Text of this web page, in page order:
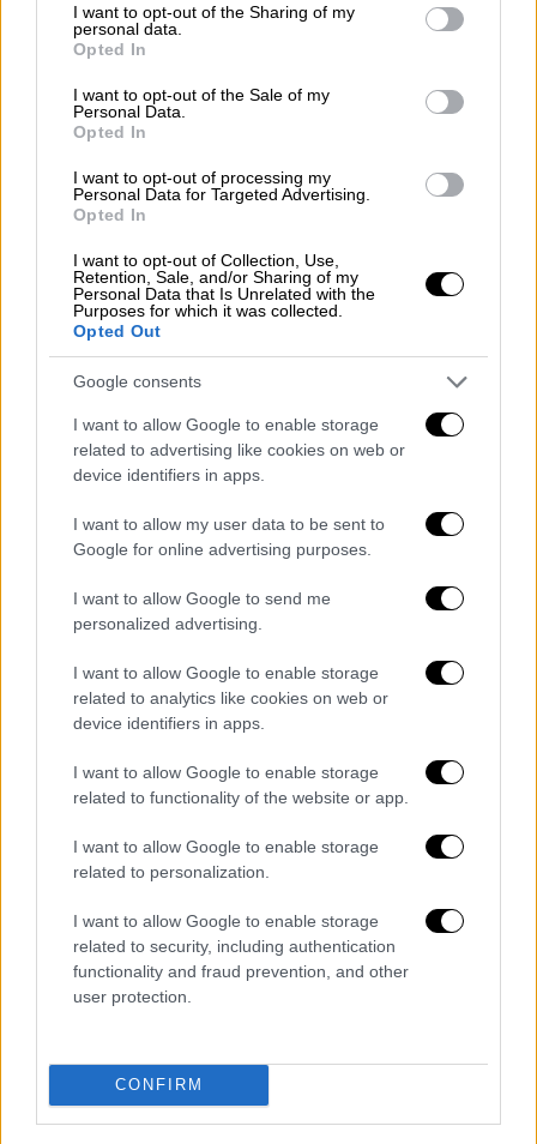
not limited to your visit or usage behaviour. You may click to
grant or deny consent to Google and its third-party tags to
use your data for below specified purposes in below Google
consent section.
I want to opt-out of the Sharing of my
personal data.
Opted In
I want to opt-out of the Sale of my
Personal Data.
Opted In
I want to opt-out of processing my
Personal Data for Targeted Advertising.
Opted In
I want to opt-out of Collection, Use,
Retention, Sale, and/or Sharing of my
Personal Data that Is Unrelated with the
Purposes for which it was collected.
Opted Out
Google consents
I want to allow Google to enable storage
related to advertising like cookies on web or
device identifiers in apps.
I want to allow my user data to be sent to
Google for online advertising purposes.
I want to allow Google to send me
personalized advertising.
I want to allow Google to enable storage
related to analytics like cookies on web or
device identifiers in apps.
I want to allow Google to enable storage
related to functionality of the website or app.
I want to allow Google to enable storage
related to personalization.
I want to allow Google to enable storage
related to security, including authentication
functionality and fraud prevention, and other
user protection.
CONFIRM
bedding (excessive hiring of low productivity
workers) στο κράτος. Ο δημόσιος τομέας
έχει γίνει σαν ένα στρώμα με πούπουλα.
Μπορείς να αφαιρέσεις πολλά πούπουλα
χωρίς να επηρεάσεις το στρώμα. Το εθνικό
χρέος τωνΗΠΑέχει ξεπεράσει τα 36
τρισεκατομμύρια δολάρια.
Curtis Yarvin: Ο φιλόσοφος της
κατάρρευσης
Εάν δεν έχετε ακούσει για τονΓιάρβιν, δεν
είσαστε o μόνος. Ο
(γνωστός και με
το ψευδώνυμο Mencious Moldbug) ανέπτυξε
τη νέο-αντιδραστική σκέψη του στο μπλόγκ
«Unqualified Reservations.» Αποτελεί έναν
από τους πιο προκλητικούς στοχαστές του
σύγχρονου neo-reactionary movement (NRx).
Οι απόψεις του επικεντρώνονται στο ότι η
φιλελεύθερη δημοκρατία είναι
δυσλειτουργική και είναι ένα αποτυχημένο
πολιτικό μοντέλο. Πρέπει να
αντικατασταθεί από ένα επιχειρησιακό
κράτος και ένα Διευθύνοντα Σύμβουλο (Chief
Executive Officer) «μονάρχη» με εκτεταμένες
εκτελεστικές εξουσίες, που αντιμετωπίζει
τον κρατικό μηχανισμό σαν να ήταν νεοφυής
επιχείρηση (start up). Σημειωτέων ότι στις
νεοφυείς επιχειρήσεις τα χρήματα είναι
περιορισμένα, οπότε δεν μπορούν να κάνουν
σπατάλες και πρέπει να κάνουν αυτό που
στην επιχειρηματικότητα λέγεται
bootstrapping.
Διοικητικό Συμβούλιο
προασπίζεται τα συμφέροντα των μετόχων,